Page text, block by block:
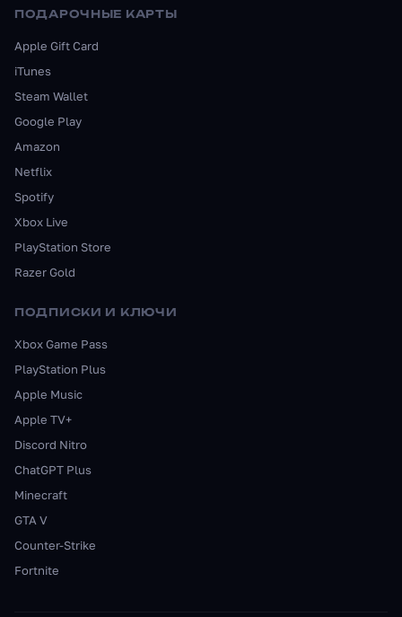
ПОДАРОЧНЫЕ КАРТЫ
Apple Gift Card
iTunes
Steam Wallet
Google Play
Amazon
Netflix
Spotify
Xbox Live
PlayStation Store
Razer Gold
ПОДПИСКИ И КЛЮЧИ
Xbox Game Pass
PlayStation Plus
Apple Music
Apple TV+
Discord Nitro
ChatGPT Plus
Minecraft
GTA V
Counter-Strike
Fortnite